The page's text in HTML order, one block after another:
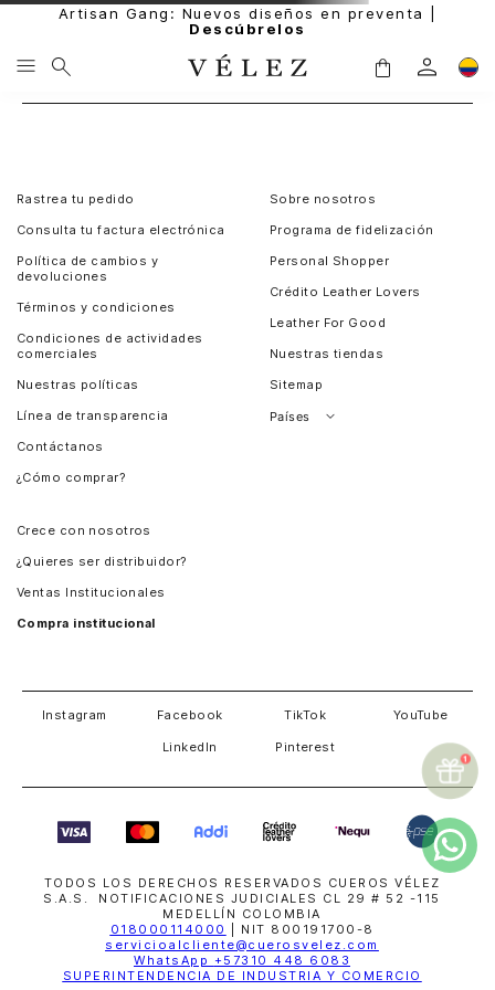
Artisan Gang: Nuevos diseños en preventa |
Descúbrelos
Rastrea tu pedido
Consulta tu factura electrónica
Política de cambios y
devoluciones
Términos y condiciones
Condiciones de actividades
comerciales
Nuestras políticas
Línea de transparencia
Contáctanos
¿Cómo comprar?
Sobre nosotros
Programa de fidelización
Personal Shopper
Crédito Leather Lovers
Leather For Good
Nuestras tiendas
Sitemap
Países
Crece con nosotros
¿Quieres ser distribuidor?
Ventas Institucionales
Compra institucional
Instagram Facebook TikTok YouTube
LinkedIn Pinterest
TODOS LOS DERECHOS RESERVADOS CUEROS VÉLEZ
S.A.S. NOTIFICACIONES JUDICIALES CL 29 # 52 -115
MEDELLÍN COLOMBIA
018000114000
| NIT 800191700-8
servicioalcliente@cuerosvelez.com
WhatsApp +57310 448 6083
SUPERINTENDENCIA DE INDUSTRIA Y COMERCIO